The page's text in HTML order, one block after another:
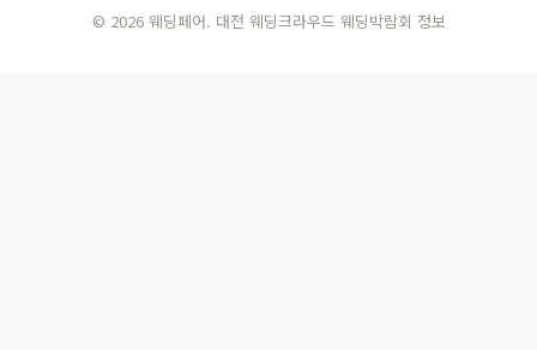
© 2026 웨딩페어. 대전 웨딩크라우드 웨딩박람회 정보